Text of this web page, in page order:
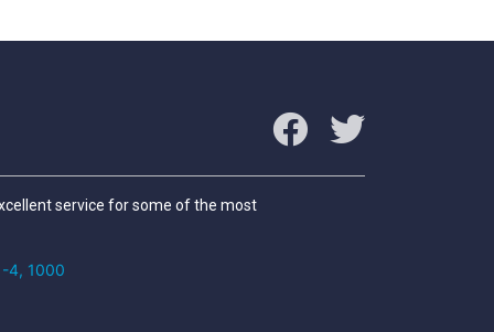
service for some of the most
4, 1000